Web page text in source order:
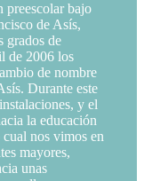
preescolar bajo
de Asís,
grados de
de 2006 los
de nombre
Durante este
y el
la educación
nos vimos en
mayores,
unas